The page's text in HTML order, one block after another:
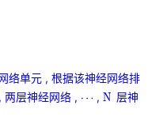
络单元 , 根据该神经网络排
两层神经网络 , ⋯
⋯ , N
N 层神